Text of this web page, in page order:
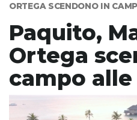
ORTEGA SCENDONO IN
Paquito,
Ortega
campo